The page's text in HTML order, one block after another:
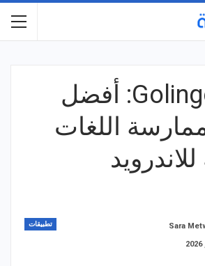
تحميل Golingo: أفضل
اللغات
للاندرويد
تطبيقات
Sara